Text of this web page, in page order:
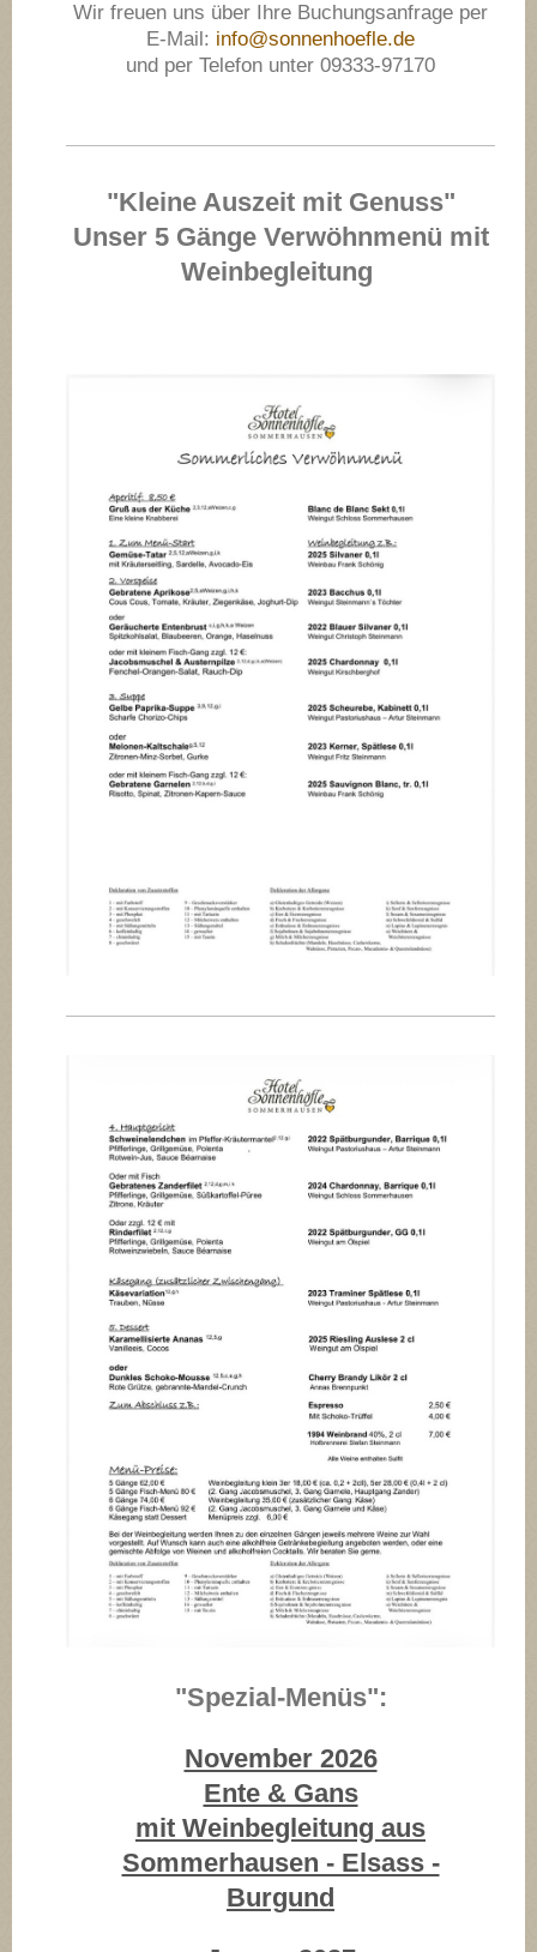
Wir freuen uns über Ihre Buchungsanfrage per
E-Mail: info@sonnenhoefle.de
und per Telefon unter 09333-97170
"Kleine Auszeit mit Genuss"
Unser 5 Gänge Verwöhnmenü mit
Weinbegleitung
"Spezial-Menüs":
November 2026
Ente & Gans
mit Weinbegleitung aus
Sommerhausen - Elsass -
Burgund